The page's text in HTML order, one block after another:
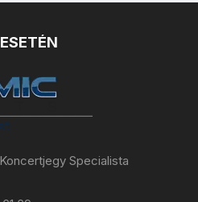
Specialista